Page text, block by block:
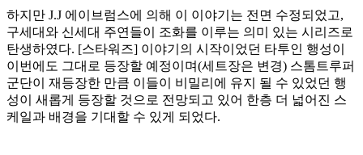
하지만 J.J 에이브럼스에 의해 이 이야기는 전면 수정되었고,
구세대와 신세대 주연들이 조화를 이루는 의미 있는 시리즈로
탄생하였다. [스타워즈] 이야기의 시작이었던 타투인 행성이
이번에도 그대로 등장할 예정이며(세트장은 변경) 스톰트루퍼
군단이 재등장한 만큼 이들이 비밀리에 유지 될 수 있었던 행
성이 새롭게 등장할 것으로 전망되고 있어 한층 더 넓어진 스
케일과 배경을 기대할 수 있게 되었다.